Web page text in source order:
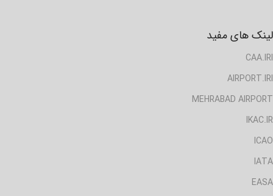
لینک های مفید
CAA.IRI
AIRPORT.IRI
MEHRABAD AIRPORT
IKAC.IR
ICAO
IATA
EASA